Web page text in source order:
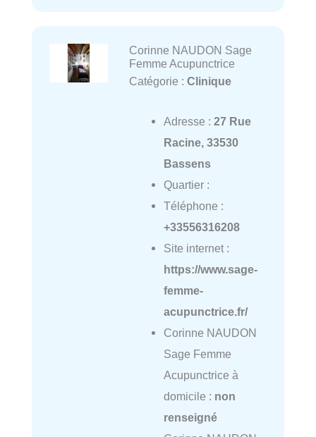
Corinne NAUDON Sage
Femme Acupunctrice
Catégorie : Clinique
Adresse : 27 Rue
Racine, 33530
Bassens
Quartier :
Téléphone :
+33556316208
Site internet :
https://www.sage-
femme-
acupunctrice.fr/
Corinne NAUDON
Sage Femme
Acupunctrice à
domicile : non
renseigné